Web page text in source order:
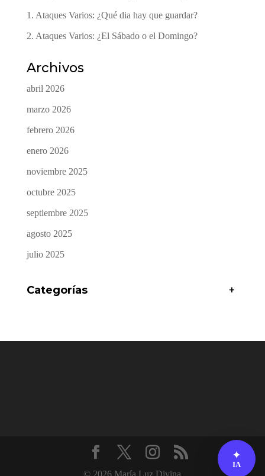
1. Ataques Varios: ¿Qué dia hay que guardar?
2. Ataques Varios: ¿El Sábado o el Domingo?
Archivos
abril 2026
marzo 2026
febrero 2026
enero 2026
noviembre 2025
octubre 2025
septiembre 2025
agosto 2025
julio 2025
Categorías +
✦
IA